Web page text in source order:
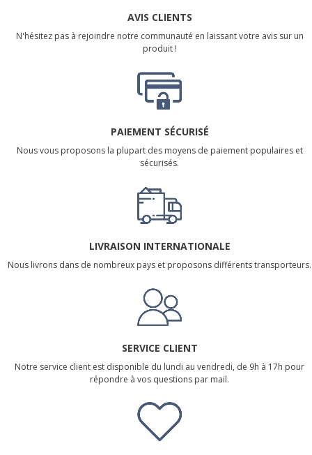
AVIS CLIENTS
N'hésitez pas à rejoindre notre communauté en laissant votre avis sur un
produit !
PAIEMENT SÉCURISÉ
Nous vous proposons la plupart des moyens de paiement populaires et
sécurisés.
LIVRAISON INTERNATIONALE
Nous livrons dans de nombreux pays et proposons différents transporteurs.
SERVICE CLIENT
Notre service client est disponible du lundi au vendredi, de 9h à 17h pour
répondre à vos questions par mail.